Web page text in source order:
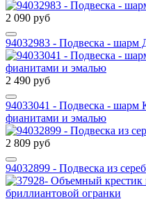
2 090 руб
94032983 - Подвеска -
2 490 руб
94033041 - Подвеска -
фианитами и эмалью
2 809 руб
94032899 - Подвеска из